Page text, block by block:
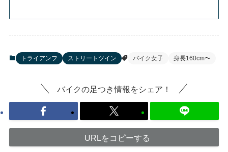
トライアンフ ストリートツイン バイク女子 身長160cm〜
バイクの足つき情報をシェア！
URLをコピーする